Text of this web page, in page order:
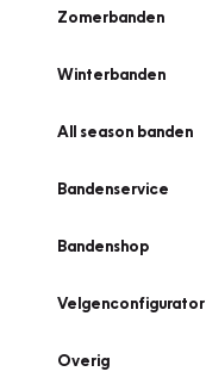
Zomerbanden
Winterbanden
All season banden
Bandenservice
Bandenshop
Velgenconfigurator
Overig